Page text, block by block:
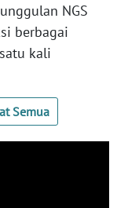
NGS
berbagai
kali
Semua